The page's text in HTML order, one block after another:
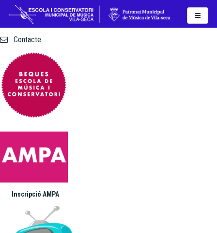
Actualitat
Contacte
Inscripció AMPA